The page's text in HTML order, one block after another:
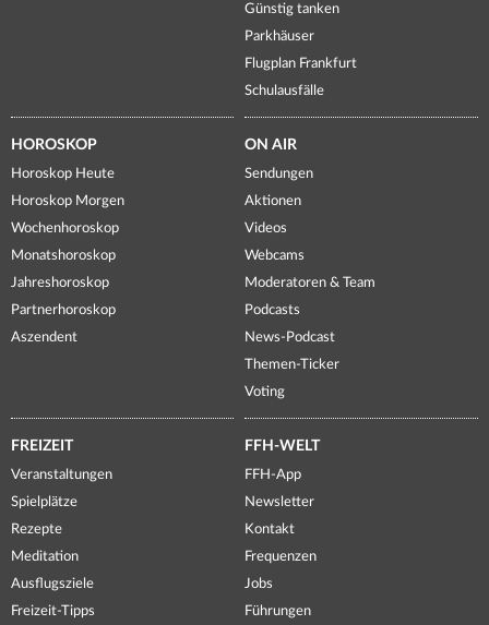
Günstig tanken
Parkhäuser
Flugplan Frankfurt
Schulausfälle
HOROSKOP
Horoskop Heute
Horoskop Morgen
Wochenhoroskop
Monatshoroskop
Jahreshoroskop
Partnerhoroskop
Aszendent
ON AIR
Sendungen
Aktionen
Videos
Webcams
Moderatoren & Team
Podcasts
News-Podcast
Themen-Ticker
Voting
FREIZEIT
Veranstaltungen
Spielplätze
Rezepte
Meditation
Ausflugsziele
Freizeit-Tipps
FFH-WELT
FFH-App
Newsletter
Kontakt
Frequenzen
Jobs
Führungen